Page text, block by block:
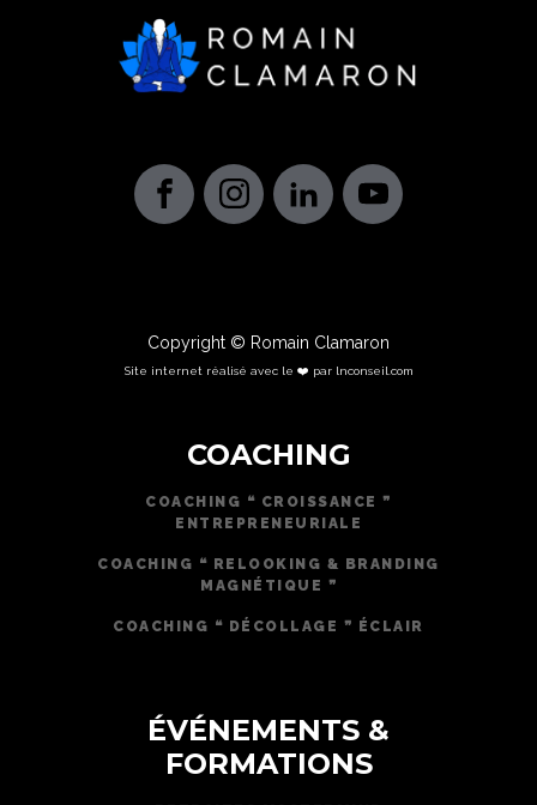
Copyright © Romain Clamaron
Site internet réalisé avec le ❤️ par lnconseil.com
COACHING
COACHING ❝ CROISSANCE ❞
ENTREPRENEURIALE
COACHING ❝ RELOOKING & BRANDING
MAGNÉTIQUE ❞
COACHING ❝ DÉCOLLAGE ❞ ÉCLAIR
ÉVÉNEMENTS &
FORMATIONS